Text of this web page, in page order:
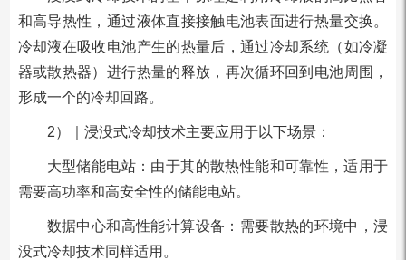
和高导热性，通过液体直接接触电池表面进行热量交换。
冷却液在吸收电池产生的热量后，通过冷却系统（如冷凝
器或散热器）进行热量的释放，再次循环回到电池周围，
形成一个的冷却回路。
2）｜浸没式冷却技术主要应用于以下场景：
大型储能电站：由于其的散热性能和可靠性，适用于
需要高功率和高安全性的储能电站。
数据中心和高性能计算设备：需要散热的环境中，浸
没式冷却技术同样适用。